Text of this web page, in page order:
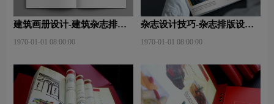
建筑画册设计-建筑杂志排版
用？
1970-01-01 08:00:00
杂志设计技巧-杂志排版设计
1970-01-01 08:00:00